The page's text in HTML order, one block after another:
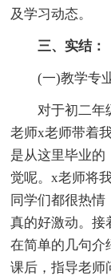
及学习动态。
三、实结：
(一)教学专业
对于初二年级
老师x老师带着
是从这里毕业的
觉呢。x老师将
同学们都很热
真的好激动。接
在简单的几句介
课后，指导老师